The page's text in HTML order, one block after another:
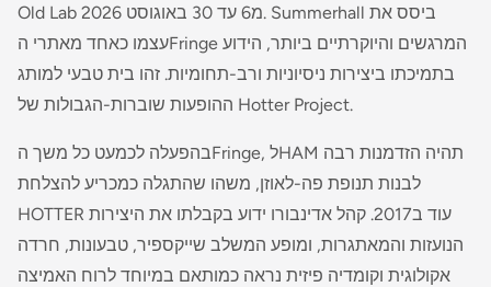
Old Lab מ­6 עד 30 באוגוסט 2026. Summerhall ביסס את
עצמו כאחד מאתרי ה­Fringe המרגשים והיוקרתיים ביותר, הידוע
בתמיכתו ביצירות ניסיוניות ורב-תחומיות. זהו בית טבעי למותג
ההופעות שוברות-הגבולות של Hotter Project.
בהפעלה לכמעט כל משך ה­Fringe, ל­HAM תהיה הזדמנות רבה
לבנות תנופת פה-לאוזן, משהו שהתגלה כמכריע להצלחת
HOTTER
הנועזות והמאתגרות, ומופע המשלב שייקספיר, טבעונות, חרדה
אקולוגית וקומדיה פיזית נראה כמותאם במיוחד לרוח האמיצה